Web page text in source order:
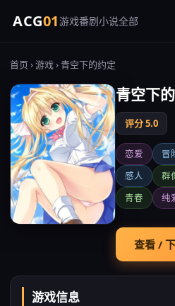
ACG01游戏番剧小说全部
首页 ›游戏› 青空下的约定
青空下
评分 5.0
恋爱 冒
感人
群
青春
纯
查看 /
游戏信息